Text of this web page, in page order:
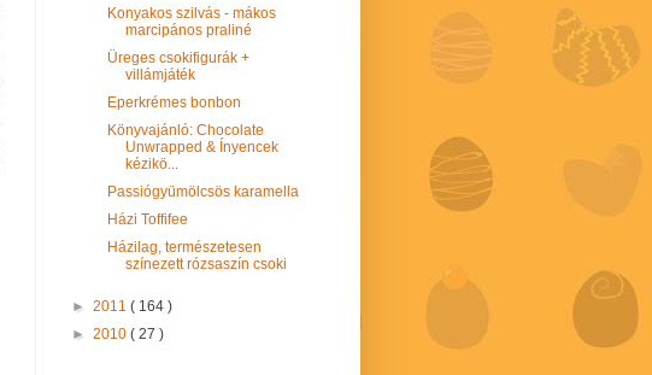
Konyakos szilvás - mákos
marcipános praliné
Üreges csokifigurák +
villámjáték
Eperkrémes bonbon
Könyvajánló: Chocolate
Unwrapped & Ínyencek
kézikö...
Passiógyümölcsös karamella
Házi Toffifee
Házilag, természetesen
színezett rózsaszín csoki
► 2011 ( 164 )
► 2010 ( 27 )